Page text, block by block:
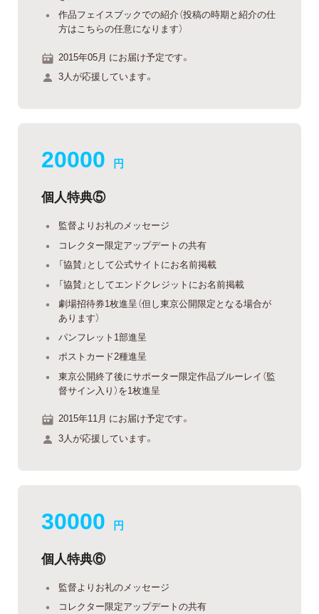
作品フェイスブックでの紹介（投稿の時期と紹介の仕
方はこちらの任意になります）
2015年05月 にお届け予定です。
3人が応援しています。
20000 円
個人特典⑤
監督よりお礼のメッセージ
コレクター限定アップデートの共有
「協賛」として公式サイトにお名前掲載
「協賛」としてエンドクレジットにお名前掲載
劇場招待券1枚進呈（但し東京公開限定となる場合が
あります）
パンフレット1部進呈
ポストカード2種進呈
東京公開終了後にサポーター限定作品ブルーレイ（監
督サイン入り）を1枚進呈
2015年11月 にお届け予定です。
3人が応援しています。
30000 円
個人特典⑥
監督よりお礼のメッセージ
コレクター限定アップデートの共有